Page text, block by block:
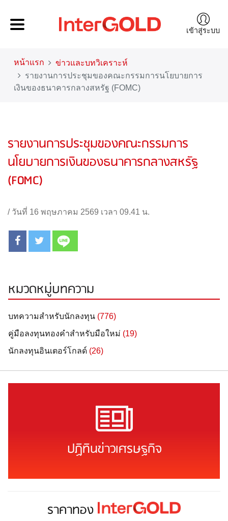
เข้าสู่ระบบ
หน้าแรก
ข่าวและบทวิเคราะห์
รายงานการประชุมของคณะกรรมการนโยบายการ
เงินของธนาคารกลางสหรัฐ (FOMC)
รายงานการประชุมของคณะกรรมการ
นโยบายการเงินของธนาคารกลางสหรัฐ
(FOMC)
/ วันที่ 16 พฤษภาคม 2569 เวลา 09.41 น.
หมวดหมู่บทความ
บทความสำหรับนักลงทุน (776)
คู่มือลงทุนทองคำสำหรับมือใหม่ (19)
นักลงทุนอินเตอร์โกลด์ (26)
ปฏิทินข่าวเศรษฐกิจ
ราคาทอง